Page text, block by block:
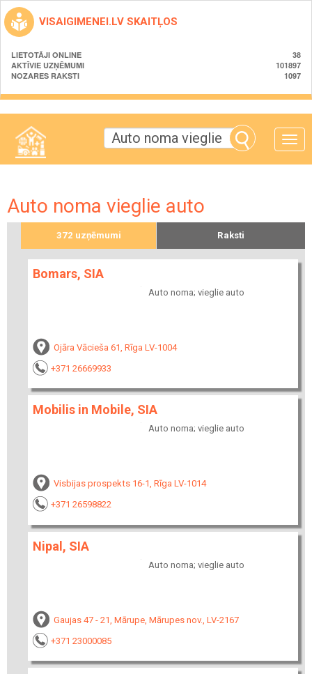
VISAIGIMENEI.LV SKAITĻOS
LIETOTĀJI ONLINE
38
AKTĪVIE UZŅĒMUMI
101897
NOZARES RAKSTI
1097
Toggle
Auto noma vieglie auto
372 uzņēmumi Raksti
Bomars, SIA
Auto noma; vieglie auto
Ojāra Vācieša 61, Rīga LV-1004
+371 26669933
Mobilis in Mobile, SIA
Auto noma; vieglie auto
Visbijas prospekts 16-1, Rīga LV-1014
+371 26598822
Nipal, SIA
Auto noma; vieglie auto
Gaujas 47 - 21, Mārupe, Mārupes nov., LV-2167
+371 23000085